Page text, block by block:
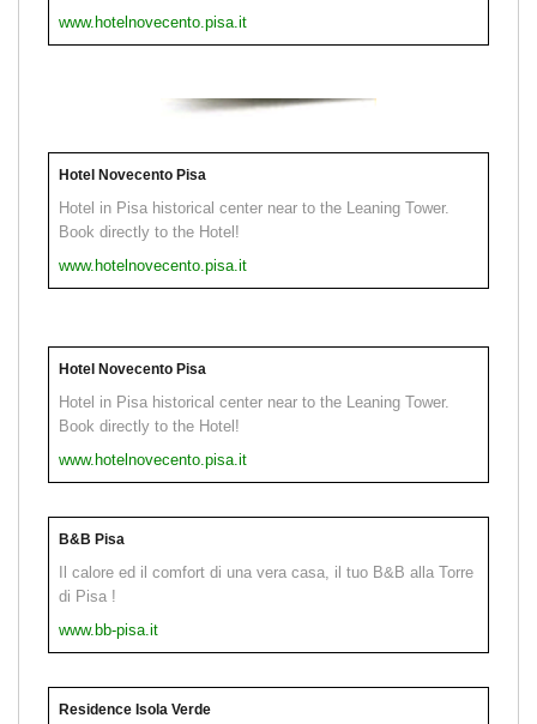
www.hotelnovecento.pisa.it
Hotel Novecento Pisa
Hotel in Pisa historical center near to the Leaning Tower.
Book directly to the Hotel!
www.hotelnovecento.pisa.it
Hotel Novecento Pisa
Hotel in Pisa historical center near to the Leaning Tower.
Book directly to the Hotel!
www.hotelnovecento.pisa.it
B&B Pisa
Il calore ed il comfort di una vera casa, il tuo B&B alla Torre
di Pisa !
www.bb-pisa.it
Residence Isola Verde